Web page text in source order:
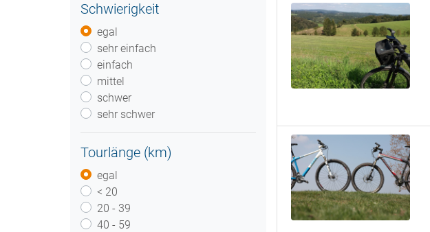
Schwierigkeit
egal
sehr einfach
einfach
mittel
schwer
sehr schwer
Tourlänge (km)
egal
< 20
20 - 39
40 - 59